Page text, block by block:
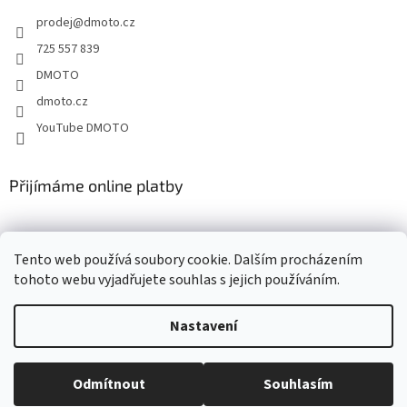
Tento web používá soubory cookie. Dalším procházením
tohoto webu vyjadřujete souhlas s jejich používáním.
Nastavení
Odmítnout Souhlasím
prodej@dmoto.cz
725 557 839
DMOTO
dmoto.cz
YouTube DMOTO
Přijímáme online platby
Vytvořil Shoptet
Copyright 2026DMOTO s.r.o. . Všechna práva vyhrazena.